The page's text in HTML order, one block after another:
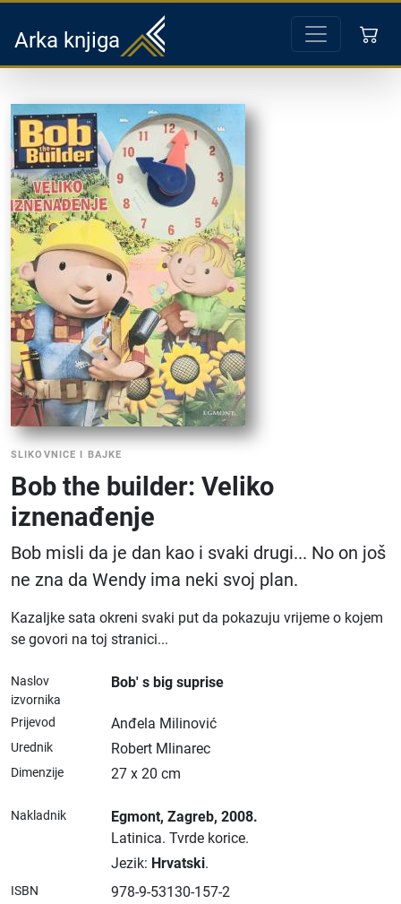
Arka knjiga
SLIKOVNICE I BAJKE
Bob the builder: Veliko
iznenađenje
Bob misli da je dan kao i svaki drugi... No on još
ne zna da Wendy ima neki svoj plan.
Kazaljke sata okreni svaki put da pokazuju vrijeme o kojem
se govori na toj stranici...
Naslov
izvornika
Bob' s big suprise
Prijevod Anđela Milinović
Urednik Robert Mlinarec
Dimenzije 27 x 20 cm
Nakladnik Egmont, Zagreb, 2008.
Latinica. Tvrde korice.
Jezik: Hrvatski.
ISBN 978-9-53130-157-2